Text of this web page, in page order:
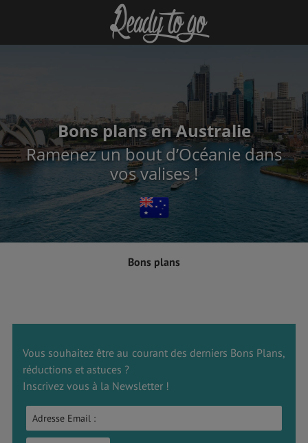
Bons plans en Australie
Ramenez un bout d’Océanie dans
vos valises !
Bons plans
Vous souhaitez être au courant des derniers Bons Plans,
réductions et astuces ?
Inscrivez vous à la Newsletter !